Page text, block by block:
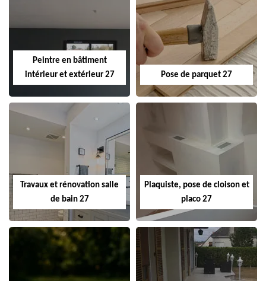
Peintre en bâtiment
intérieur et extérieur 27
Pose de parquet 27
Travaux et rénovation salle
de bain 27
Plaquiste, pose de cloison et
placo 27